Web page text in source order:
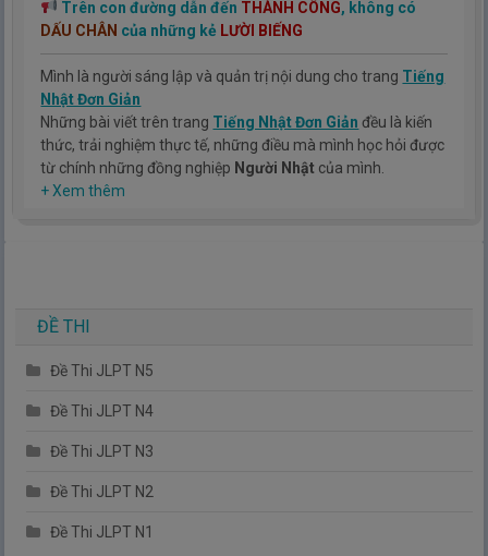
Trên con đường dẫn đến THÀNH CÔNG, không có
DẤU CHÂN của những kẻ LƯỜI BIẾNG
Mình là người sáng lập và quản trị nội dung cho trang Tiếng
Nhật Đơn Giản
Những bài viết trên trang Tiếng Nhật Đơn Giản đều là kiến
thức, trải nghiệm thực tế, những điều mà mình học hỏi được
từ chính những đồng nghiệp Người Nhật của mình.
Hy vọng rằng kinh nghiệm mà mình có được sẽ giúp các bạn
+ Xem thêm
ĐỀ THI
Đề Thi JLPT N5
Đề Thi JLPT N4
Đề Thi JLPT N3
Đề Thi JLPT N2
Đề Thi JLPT N1